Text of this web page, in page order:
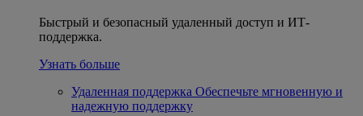
Быстрый и безопасный удаленный доступ и ИТ-
поддержка.
Узнать больше
Удаленная поддержка Обеспечьте мгновенную и
надежную поддержку